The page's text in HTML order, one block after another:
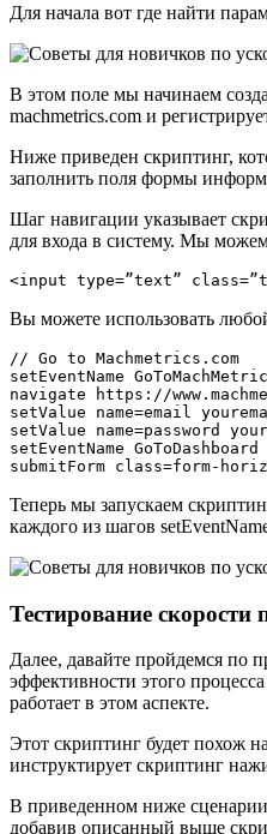
Для начала вот где найти
В этом поле мы начинаем
machmetrics.com и
Ниже приведен скриптинг,
заполнить поля формы
Шаг навигации указывает
для входа в систему. Мы
<input type=”text”
Вы можете использовать
// Go to Machmetrics.com
setEventName
navigate https://
setValue name=email
setValue name=password
setEventName GoToDashboard
submitForm class=form-
Теперь мы запускаем
каждого из шагов
Тестирование скорости
Далее, давайте пройдемся по
эффективности этого
работает в этом аспекте.
Этот скриптинг будет похож
инструктирует скриптинг
В приведенном ниже
добавив описанный выше